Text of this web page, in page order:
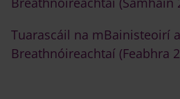
Tuarascáil na mBainisteoirí
Breathnóireachtaí (Feabhra